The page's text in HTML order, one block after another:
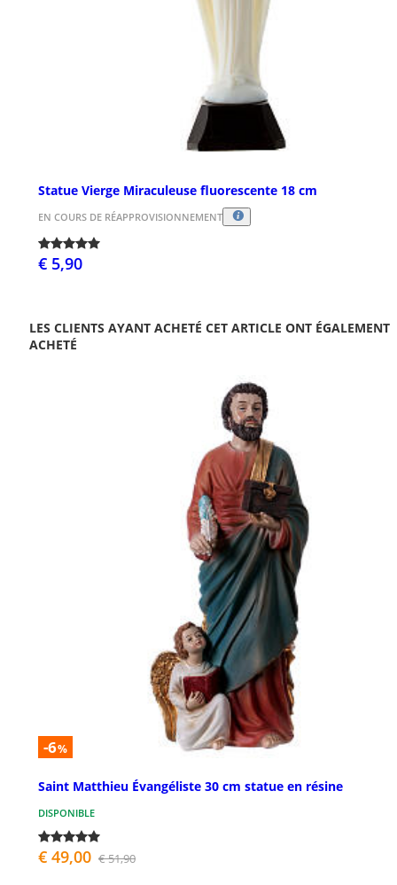
Statue Vierge Miraculeuse fluorescente 18 cm
EN COURS DE RÉAPPROVISIONNEMENT
€ 5,90
LES CLIENTS AYANT ACHETÉ CET ARTICLE ONT ÉGALEMENT
ACHETÉ
-6%
Saint Matthieu Évangéliste 30 cm statue en résine
DISPONIBLE
€ 49,00 € 51,90